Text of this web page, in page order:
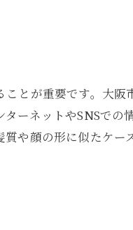
とが重要です。大阪
ーネットやSNSでの
や顔の形に似たケー